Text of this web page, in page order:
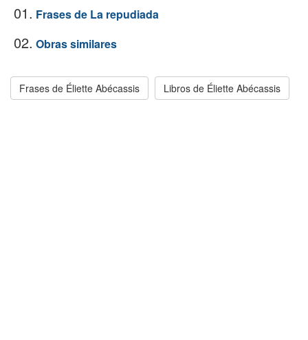
01. Frases de La repudiada
02. Obras similares
Frases de Éliette Abécassis Libros de Éliette Abécassis